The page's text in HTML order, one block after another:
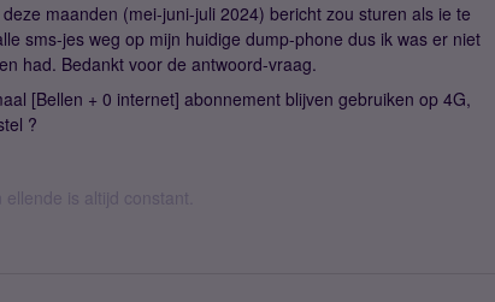
maanden (mei-juni-juli 2024) bericht zou sturen als ie te
sms-jes weg op mijn huidige dump-phone dus ik was er niet
had. Bedankt voor de antwoord-vraag.
[Bellen + 0 internet] abonnement blijven gebruiken op 4G,
?
is altijd constant.